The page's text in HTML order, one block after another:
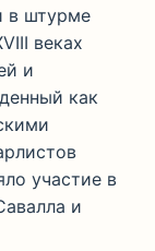
в штурме
веках
и
как
участие в
и